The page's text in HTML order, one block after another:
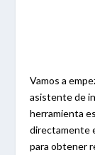
Vamos a
asistente de
herramienta
directamente
para obtener